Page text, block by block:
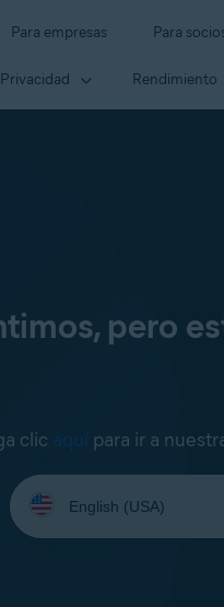
Para empresas Para
Privacidad Rendimiento
pero
clic aquípara ir a
Seleccione
su
idioma: